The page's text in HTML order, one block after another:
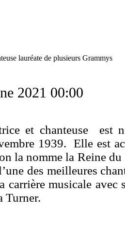
lauréate de plusieurs Grammys
2021 00:00
et chanteuse est
1939. Elle est
la nomme la Reine
des meilleures
carrière musicale
Turner.